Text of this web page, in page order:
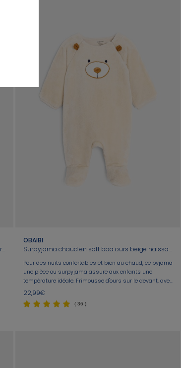
Dors-bien velours pingouins et gilet sherpa marron bébé mixte
OBAIBI
Surpyjama chaud en soft boa ours beige naissance
Pour des nuits confortables et bien au chaud, ce pyjama
une pièce ou surpyjama assure aux enfants une
température idéale. Frimousse d'ours sur le devant, avec
oreilles en relief. Ouverture par zip et pressions. En soft
boa doux.
22,99€
( 36 )